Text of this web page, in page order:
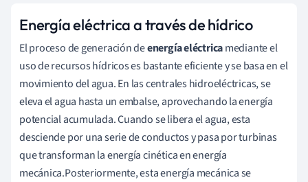
Energía eléctrica a través de hídrico
El proceso de generación deenergía eléctricamediante el
uso de recursos hídricos es bastante eficiente y se basa en el
movimiento del agua. En las centrales hidroeléctricas, se
eleva el agua hasta un embalse, aprovechando la energía
potencial acumulada. Cuando se libera el agua, esta
desciende por una serie de conductos y pasa por turbinas
que transforman la energía cinética en energía
mecánica.Posteriormente, esta energía mecánica se